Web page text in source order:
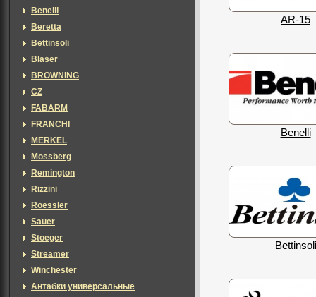
AR-15
Benelli
Bettinsoli
Benelli
Beretta
Bettinsoli
Blaser
BROWNING
CZ
FABARM
FRANCHI
MERKEL
Mossberg
Remington
Rizzini
Roessler
Sauer
Stoeger
Streamer
Winchester
Антабки универсальные